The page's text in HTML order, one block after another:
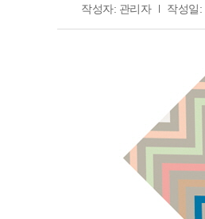
작성자: 관리자 작성일: